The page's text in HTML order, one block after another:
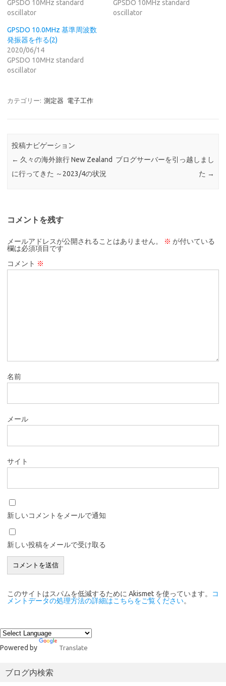
GPSDO 10MHz standard
oscillator
GPSDO 10MHz standard
oscillator
GPSDO 10.0MHz 基準周波数
発振器を作る(2)
2020/06/14
GPSDO 10MHz standard
oscillator
カテゴリー: 測定器 電子工作
投稿ナビゲーション
← 久々の海外旅行 New Zealand
に行ってきた ～2023/4の状況
ブログサーバーを引っ越しまし
た →
コメントを残す
メールアドレスが公開されることはありません。 ※ が付いている
欄は必須項目です
コメント ※
名前
メール
サイト
新しいコメントをメールで通知
新しい投稿をメールで受け取る
このサイトはスパムを低減するために Akismet を使っています。
コ
メントデータの処理方法の詳細はこちらをご覧ください。
Powered by Translate
ブログ内検索